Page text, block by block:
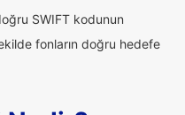
SWIFT kodunun
fonların doğru hedefe